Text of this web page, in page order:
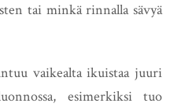
tai minkä rinnalla sävyä
vaikealta ikuistaa juuri
esimerkiksi tuo